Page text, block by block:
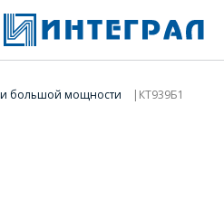
большой мощности КТ939Б1